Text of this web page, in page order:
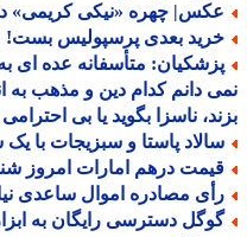
چهره «نیکی کریمی» در 20 سالگی در سال 1370
بعدی پرسپولیس بست!
متأسفانه عده ای به
دانم کدام دین و مذهب به
ناسزا بگوید یا بی احترامی کند
پاستا و سبزیجات با یک
درهم امارات امروز شنبه 17 مرداد 1405
مصادره اموال ساعدی نیا